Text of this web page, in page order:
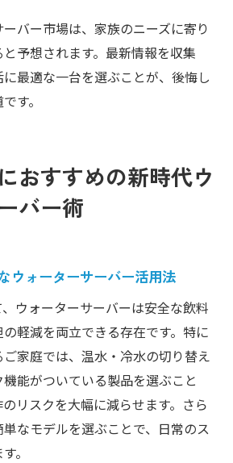
バー市場は、家族のニーズに寄り
予想されます。最新情報を収集
最適な一台を選ぶことが、後悔し
す。
おすすめの新時代ウ
バー術
ウォーターサーバー活用法
ウォーターサーバーは安全な飲料
軽減を両立できる存在です。特に
家庭では、温水・冷水の切り替え
能がついている製品を選ぶこと
リスクを大幅に減らせます。さら
なモデルを選ぶことで、日常のス
。